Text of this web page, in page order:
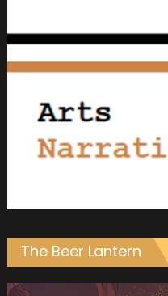
The Beer Lantern